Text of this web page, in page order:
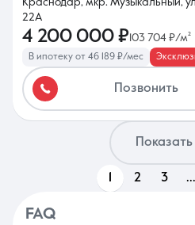
Краснодар, мкр. Музыкальный,
22А
4 200 000 ₽ 103 704 ₽/м²
В ипотеку от 46 189 ₽/мес
Позвонить
2 3 ...
FAQ